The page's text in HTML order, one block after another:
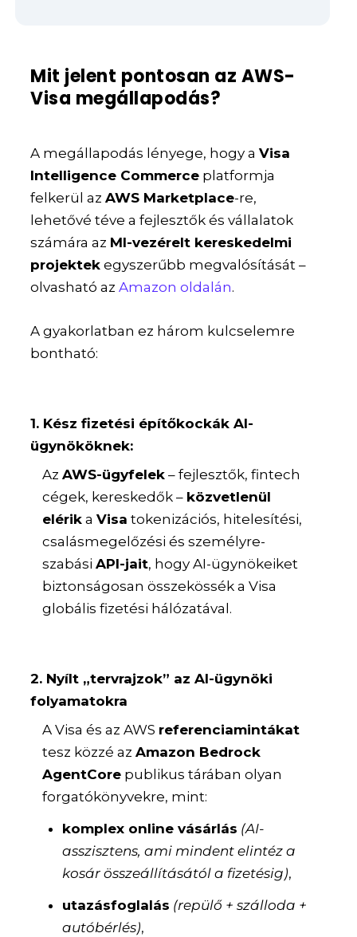
Mit jelent pontosan az AWS-
Visa megállapodás?
A megállapodás lényege, hogy aVisa
Intelligence Commerce platformja
felkerül azAWS Marketplace-re,
lehetővé téve a fejlesztők és vállalatok
számára az MI-vezérelt kereskedelmi
projektek egyszerűbb megvalósítását –
olvasható azAmazon oldalán.
A gyakorlatban ez három kulcselemre
bontható:
1. Kész fizetési építőkockák AI-
ügynököknek:
AzAWS-ügyfelek – fejlesztők, fintech
cégek, kereskedők – közvetlenül
elérik aVisa tokenizációs, hitelesítési,
csalásmegelőzési és személyre-
szabásiAPI-jait, hogy AI-ügynökeiket
biztonságosan összekössék a Visa
globális fizetési hálózatával.
2. Nyílt „tervrajzok” az AI-ügynöki
folyamatokra
A Visa és az AWS referenciamintákat
tesz közzé azAmazon Bedrock
AgentCore publikus tárában olyan
forgatókönyvekre, mint:
komplex online vásárlás (AI-
asszisztens, ami mindent elintéz a
kosár összeállításától a fizetésig),
utazásfoglalás (repülő + szálloda +
autóbérlés),